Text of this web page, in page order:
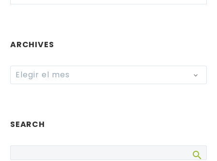
ARCHIVES
Archives
Elegir el mes
SEARCH